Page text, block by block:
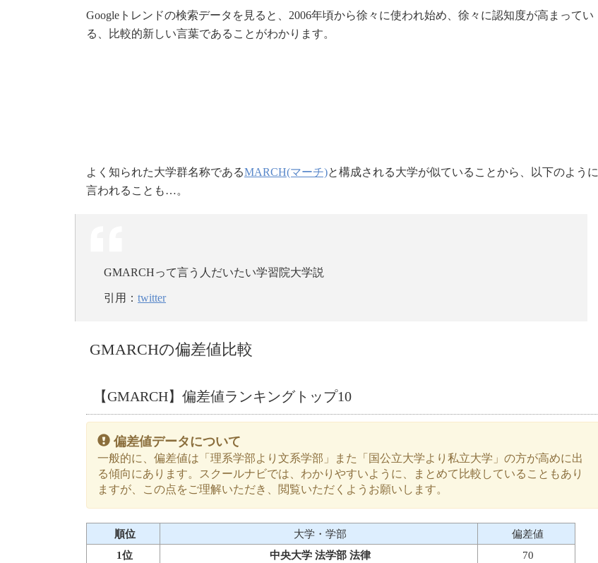
Googleトレンドの検索データを見ると、2006年頃から徐々に使われ始め、徐々に認知度が高まってい
る、比較的新しい言葉であることがわかります。
よく知られた大学群名称であるMARCH(マーチ)と構成される大学が似ていることから、以下のように
言われることも…。
GMARCHって言う人だいたい学習院大学説
引用： twitter
GMARCHの偏差値比較
【GMARCH】偏差値ランキングトップ10
偏差値データについて
一般的に、偏差値は「理系学部より文系学部」また「国公立大学より私立大学」の方が高めに出
る傾向にあります。スクールナビでは、わかりやすいように、まとめて比較していることもあり
ますが、この点をご理解いただき、閲覧いただくようお願いします。
順位 大学・学部
偏差値
1位
中央大学 法学部 法律 70